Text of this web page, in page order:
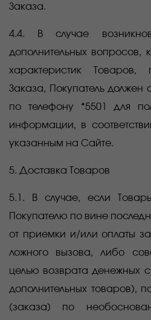
Заказа.
4.4. В случае
дополнительных вопросов,
характеристик
Заказа, Покупатель должен
по телефону *5501 для
информации, в
указанным на Сайте.
5. Доставка Товаров
5.1. В случае, если
Покупателю по вине
от приемки и/или оплаты
ложного вызова, либо
целью возврата денежных
дополнительных товаров),
(заказа) по